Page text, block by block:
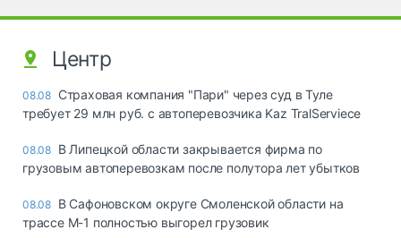
Центр
08.08 Страховая компания "Пари" через суд в Туле
требует 29 млн руб. с автоперевозчика Kaz TralServiece
08.08 В Липецкой области закрывается фирма по
грузовым автоперевозкам после полутора лет убытков
08.08 В Сафоновском округе Смоленской области на
трассе М-1 полностью выгорел грузовик